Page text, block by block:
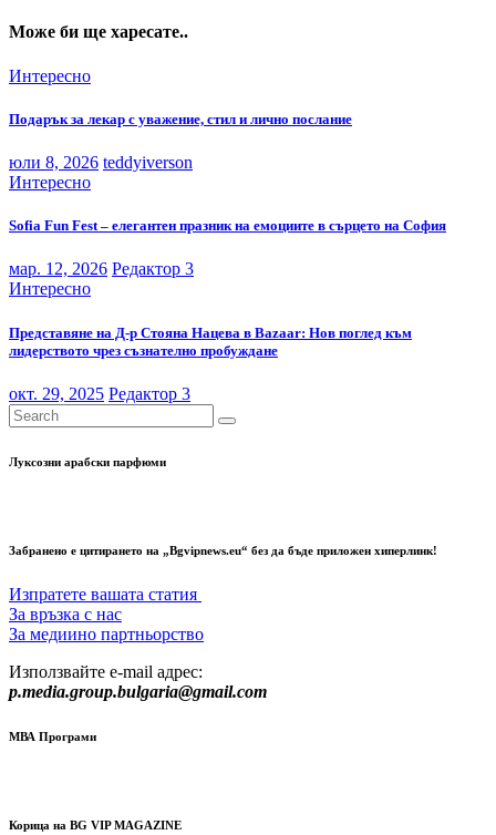
Може би ще харесате..
Интересно
Подарък за лекар с уважение, стил и лично послание
юли 8, 2026 teddyiverson
Интересно
Sofia Fun Fest – елегантен празник на емоциите в сърцето на София
мар. 12, 2026 Редактор 3
Интересно
Представяне на Д-р Стояна Нацева в Bazaar: Нов поглед към
лидерството чрез съзнателно пробуждане
окт. 29, 2025 Редактор 3
Луксозни арабски парфюми
Забранено е цитирането на „Bgvipnews.eu“ без да бъде приложен хиперлинк!
Изпратете вашата статия
За връзка с нас
За медиино партньорство
Използвайте e-mail адрес:
p.media.group.bulgaria@gmail.com
МВА Програми
Корица на BG VIP MAGAZINE